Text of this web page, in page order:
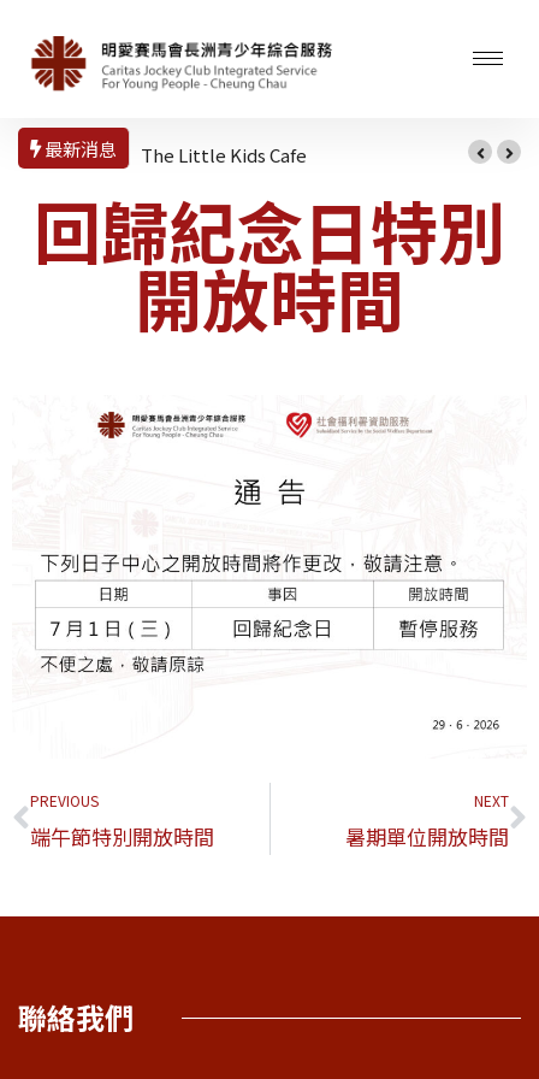
最新消息 The Little Kids Cafe
回歸紀念日特別
開放時間
PREVIOUS
端午節特別開放時間
NEXT
暑期單位開放時間
聯絡我們